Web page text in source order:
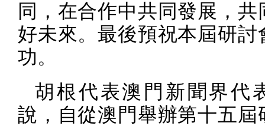
同，在合作中共同發展，共
好未來。最後預祝本屆研討
功。
胡根代表澳門新聞界代
說，自從澳門舉辦第十五屆